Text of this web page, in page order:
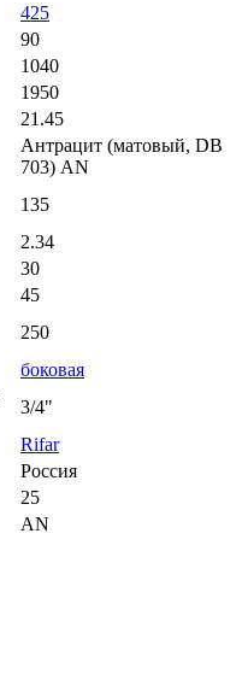
425
90
1040
1950
21.45
Антрацит (матовый, DB
703) AN
135
2.34
30
45
250
боковая
3/4"
Rifar
Россия
25
AN